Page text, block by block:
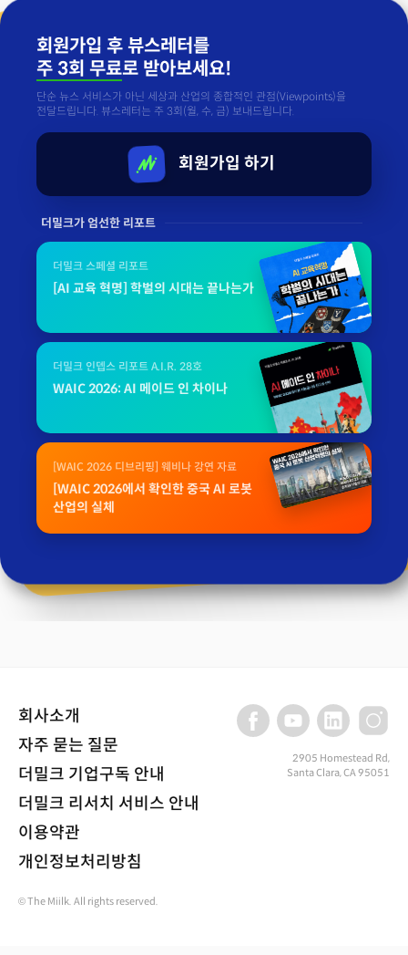
회원가입 후 뷰스레터를
주 3회 무료로 받아보세요!
단순 뉴스 서비스가 아닌 세상과 산업의 종합적인 관점(Viewpoints)을
전달드립니다. 뷰스레터는 주 3회(월, 수, 금) 보내드립니다.
회원가입 하기
더밀크가 엄선한 리포트
더밀크 스페셜 리포트
[AI 교육 혁명] 학벌의 시대는 끝나는가
더밀크 인뎁스 리포트 A.I.R. 28호
WAIC 2026: AI 메이드 인 차이나
[WAIC 2026 디브리핑] 웨비나 강연 자료
[WAIC 2026에서 확인한 중국 AI 로봇
산업의 실체
회사소개
자주 묻는 질문
더밀크 기업구독 안내
더밀크 리서치 서비스 안내
이용약관
개인정보처리방침
2905 Homestead Rd,
Santa Clara, CA 95051
© The Miilk. All rights reserved.